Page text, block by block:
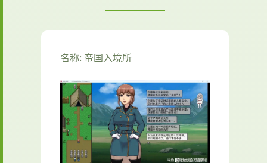
名称: 帝国入境所